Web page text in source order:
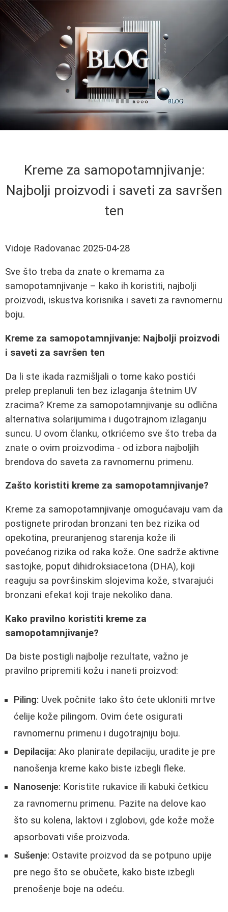
Kreme za samopotamnjivanje:
Najbolji proizvodi i saveti za savršen
ten
Vidoje Radovanac 2025-04-28
Sve što treba da znate o kremama za
samopotamnjivanje – kako ih koristiti, najbolji
proizvodi, iskustva korisnika i saveti za ravnomernu
boju.
Kreme za samopotamnjivanje: Najbolji proizvodi
i saveti za savršen ten
Da li ste ikada razmišljali o tome kako postići
prelep preplanuli ten bez izlaganja štetnim UV
zracima? Kreme za samopotamnjivanje su odlična
alternativa solarijumima i dugotrajnom izlaganju
suncu. U ovom članku, otkrićemo sve što treba da
znate o ovim proizvodima - od izbora najboljih
brendova do saveta za ravnomernu primenu.
Zašto koristiti kreme za samopotamnjivanje?
Kreme za samopotamnjivanje omogućavaju vam da
postignete prirodan bronzani ten bez rizika od
opekotina, preuranjenog starenja kože ili
povećanog rizika od raka kože. One sadrže aktivne
sastojke, poput dihidroksiacetona (DHA), koji
reaguju sa površinskim slojevima kože, stvarajući
bronzani efekat koji traje nekoliko dana.
Kako pravilno koristiti kreme za
samopotamnjivanje?
Da biste postigli najbolje rezultate, važno je
pravilno pripremiti kožu i naneti proizvod:
Piling: Uvek počnite tako što ćete ukloniti mrtve
ćelije kože pilingom. Ovim ćete osigurati
ravnomernu primenu i dugotrajniju boju.
Depilacija: Ako planirate depilaciju, uradite je pre
nanošenja kreme kako biste izbegli fleke.
Nanosenje: Koristite rukavice ili kabuki četkicu
za ravnomernu primenu. Pazite na delove kao
što su kolena, laktovi i zglobovi, gde kože može
apsorbovati više proizvoda.
Sušenje: Ostavite proizvod da se potpuno upije
pre nego što se obučete, kako biste izbegli
prenošenje boje na odeću.